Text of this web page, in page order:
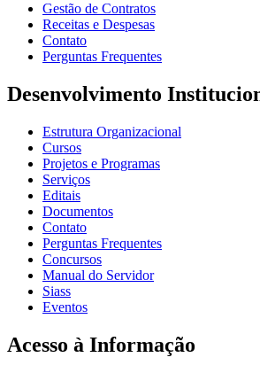
Gestão de Contratos
Receitas e Despesas
Contato
Perguntas Frequentes
Desenvolvimento
Estrutura Organizacional
Cursos
Projetos e Programas
Serviços
Editais
Documentos
Contato
Perguntas Frequentes
Concursos
Manual do Servidor
Siass
Eventos
Acesso à Informação